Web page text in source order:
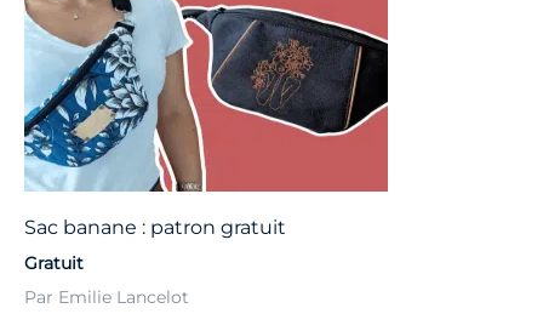
Sac banane : patron gratuit
Gratuit
Par Emilie Lancelot